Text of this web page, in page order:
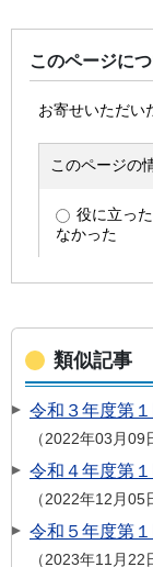
このページに
類似記事
令和３年度第
2022年03月09
令和４年度第
2022年12月05
令和５年度第
2023年11月22